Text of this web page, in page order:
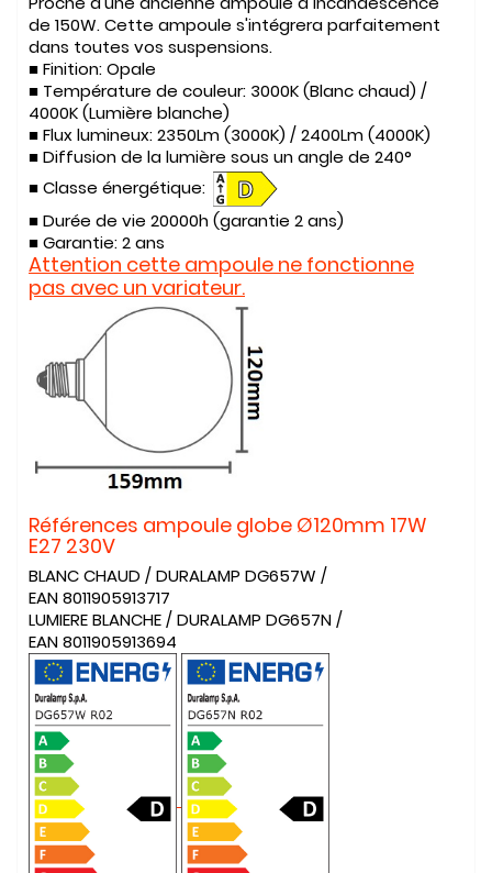
de 150W. Cette ampoule s'intégrera parfaitement
dans toutes vos suspensions.
■ Finition: Opale
■ Température de couleur: 3000K (Blanc chaud) /
4000K (Lumière blanche)
■ Flux lumineux: 2350Lm (3000K) / 2400Lm (4000K)
■ Diffusion de la lumière sous un angle de 240°
■ Classe énergétique:
■ Durée de vie 20000h (garantie 2 ans)
■ Garantie: 2 ans
Attention cette ampoule ne fonctionne
pas avec un variateur.
Références ampoule globe Ø120mm 17W
E27 230V
BLANC CHAUD / DURALAMP DG657W /
EAN 8011905913717
LUMIERE BLANCHE / DURALAMP DG657N /
EAN 8011905913694